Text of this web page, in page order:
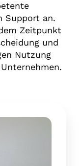
Support an.
Zeitpunkt
und
Nutzung